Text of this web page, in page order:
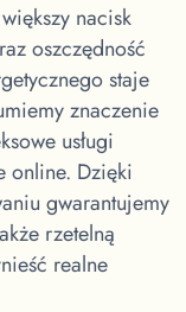
nacisk
oszczędność
staje
znaczenie
usługi
online. Dzięki
gwarantujemy
rzetelną
realne